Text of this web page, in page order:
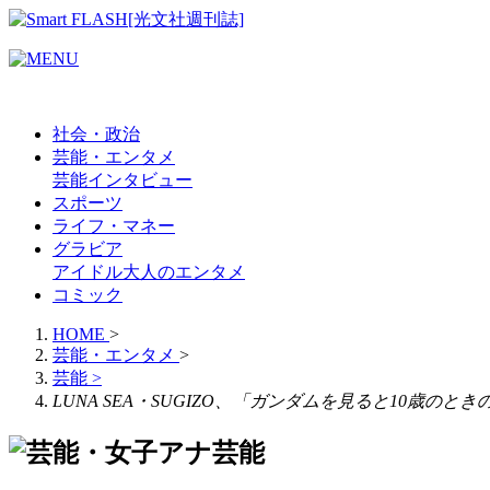
社会・政治
芸能・エンタメ
芸能インタビュー
スポーツ
ライフ・マネー
グラビア
アイドル大人のエンタメ
コミック
HOME >
芸能・エンタメ >
芸能 >
LUNA SEA・SUGIZO、「ガンダムを見ると10歳のとき
芸能